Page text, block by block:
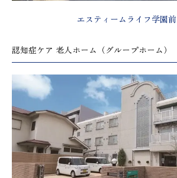
エスティームライフ学園前
認知症ケア 老人ホーム（グループホーム）